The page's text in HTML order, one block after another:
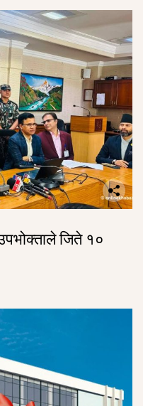
जिते १०